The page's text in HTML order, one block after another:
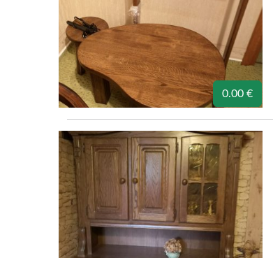
0.00 €